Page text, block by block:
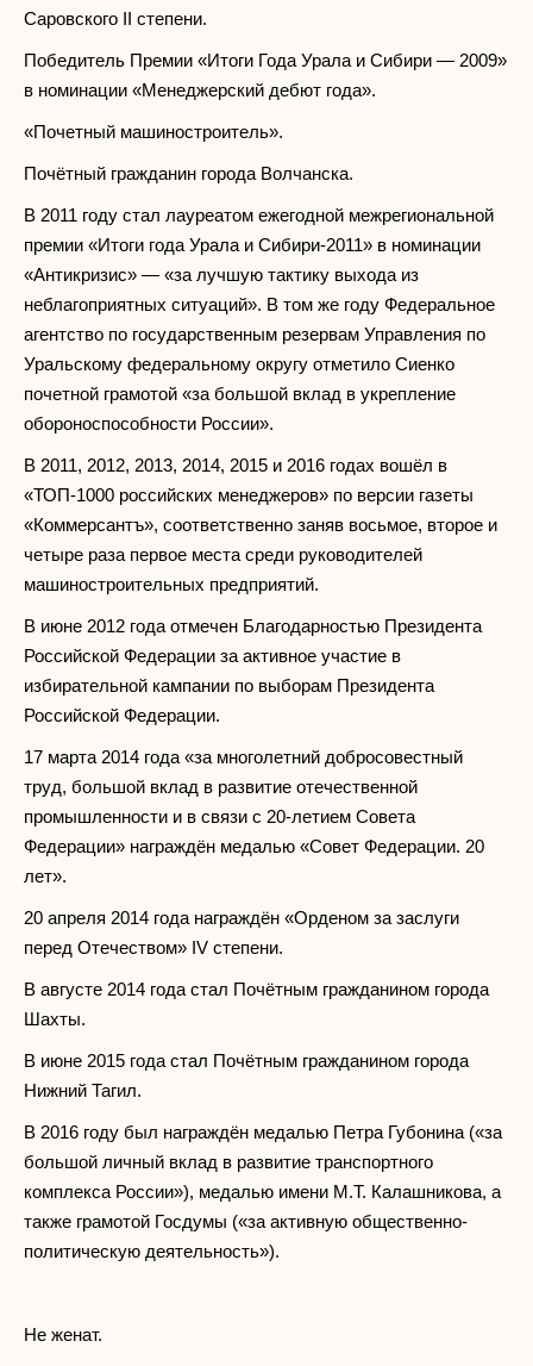
Саровского II степени.
Победитель Премии «Итоги Года Урала и Сибири — 2009»
в номинации «Менеджерский дебют года».
«Почетный машиностроитель».
Почётный гражданин города Волчанска.
В 2011 году стал лауреатом ежегодной межрегиональной
премии «Итоги года Урала и Сибири-2011» в номинации
«Антикризис» — «за лучшую тактику выхода из
неблагоприятных ситуаций». В том же году Федеральное
агентство по государственным резервам Управления по
Уральскому федеральному округу отметило Сиенко
почетной грамотой «за большой вклад в укрепление
обороноспособности России».
В 2011, 2012, 2013, 2014, 2015 и 2016 годах вошёл в
«ТОП-1000 российских менеджеров» по версии газеты
«Коммерсантъ», соответственно заняв восьмое, второе и
четыре раза первое места среди руководителей
машиностроительных предприятий.
В июне 2012 года отмечен Благодарностью Президента
Российской Федерации за активное участие в
избирательной кампании по выборам Президента
Российской Федерации.
17 марта 2014 года «за многолетний добросовестный
труд, большой вклад в развитие отечественной
промышленности и в связи с 20-летием Совета
Федерации» награждён медалью «Совет Федерации. 20
лет».
20 апреля 2014 года награждён «Орденом за заслуги
перед Отечеством» IV степени.
В августе 2014 года стал Почётным гражданином города
Шахты.
В июне 2015 года стал Почётным гражданином города
Нижний Тагил.
В 2016 году был награждён медалью Петра Губонина («за
большой личный вклад в развитие транспортного
комплекса России»), медалью имени М.Т. Калашникова, а
также грамотой Госдумы («за активную общественно-
политическую деятельность»).
Не женат.